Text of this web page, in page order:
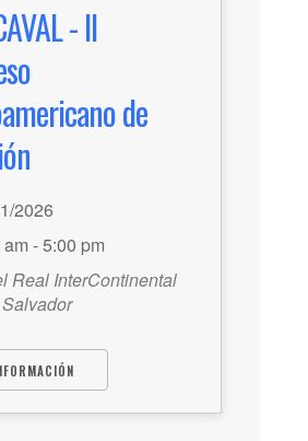
- II
de
2026
- 5:00 pm
Real InterContinental